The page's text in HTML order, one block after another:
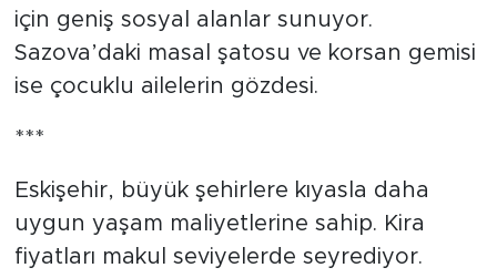
için geniş sosyal alanlar sunuyor.
Sazova’daki masal şatosu ve korsan gemisi
ise çocuklu ailelerin gözdesi.
***
Eskişehir, büyük şehirlere kıyasla daha
uygun yaşam maliyetlerine sahip. Kira
fiyatları makul seviyelerde seyrediyor.